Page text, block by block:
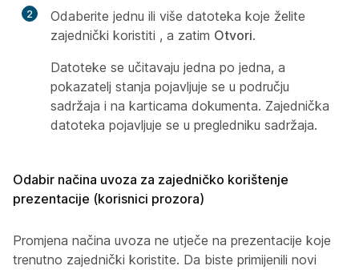
2
Odaberite jednu ili više datoteka koje želite
zajednički koristiti , a zatim Otvori.
Datoteke se učitavaju jedna po jedna, a
pokazatelj stanja pojavljuje se u području
sadržaja i na karticama dokumenta. Zajednička
datoteka pojavljuje se u pregledniku sadržaja.
Odabir načina uvoza za zajedničko korištenje
prezentacije (korisnici prozora)
Promjena načina uvoza ne utječe na prezentacije koje
trenutno zajednički koristite. Da biste primijenili novi